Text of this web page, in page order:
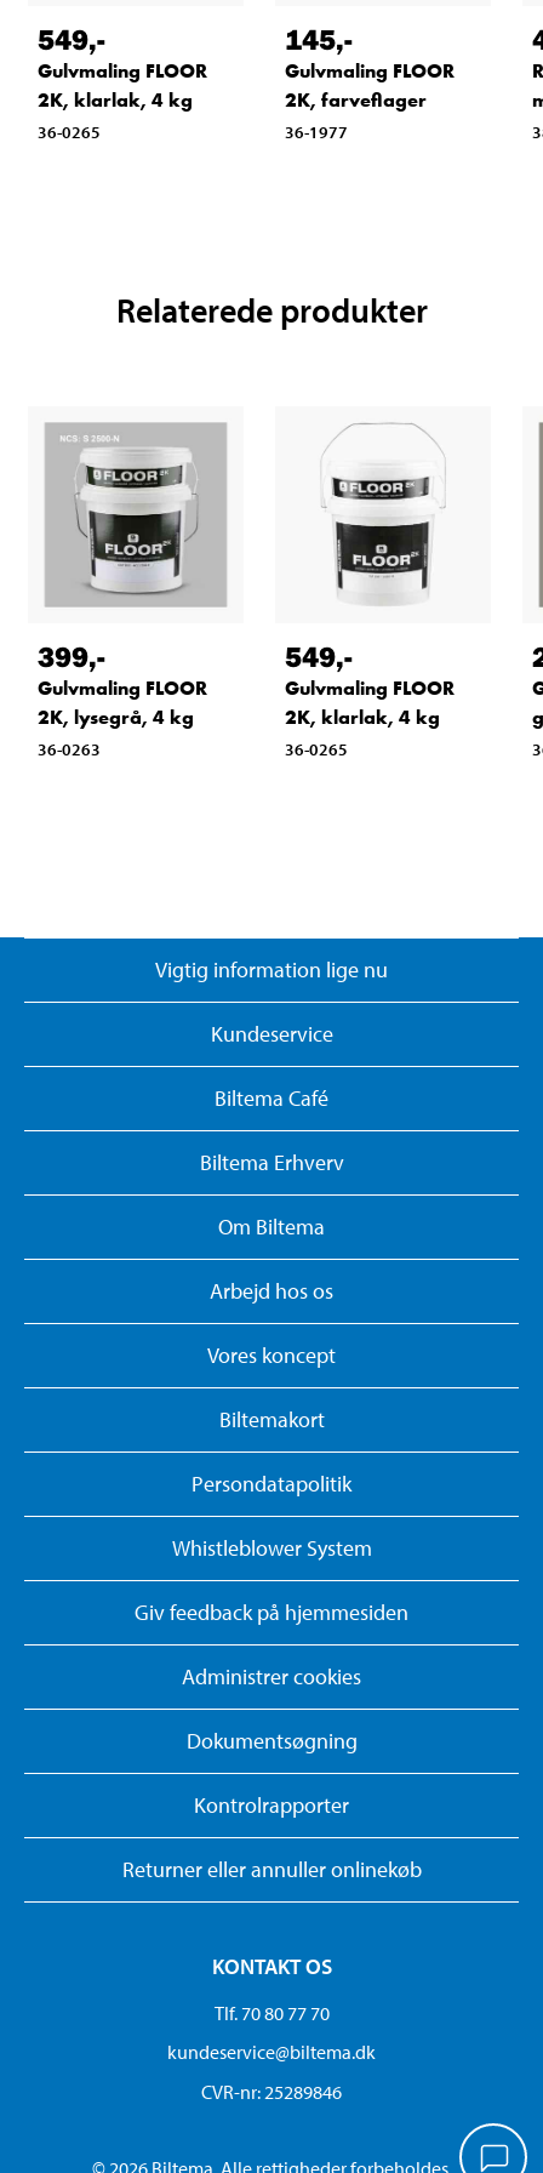
549,-
Gulvmaling FLOOR
2K, klarlak, 4 kg
36-0265
145,-
Gulvmaling FLOOR
2K, farveflager
36-1977
Relaterede produkter
399,-
Gulvmaling FLOOR
2K, lysegrå, 4 kg
36-0263
549,-
Gulvmaling FLOOR
2K, klarlak, 4 kg
36-0265
Vigtig information lige nu
Kundeservice
Biltema Café
Biltema Erhverv
Om Biltema
Arbejd hos os
Vores koncept
Biltemakort
Persondatapolitik
Whistleblower System
Giv feedback på hjemmesiden
Administrer cookies
Dokumentsøgning
Kontrolrapporter
Returner eller annuller onlinekøb
KONTAKT OS
Tlf. 70 80 77 70
kundeservice@biltema.dk
CVR-nr: 25289846
© 2026 Biltema. Alle rettigheder forbeholdes.